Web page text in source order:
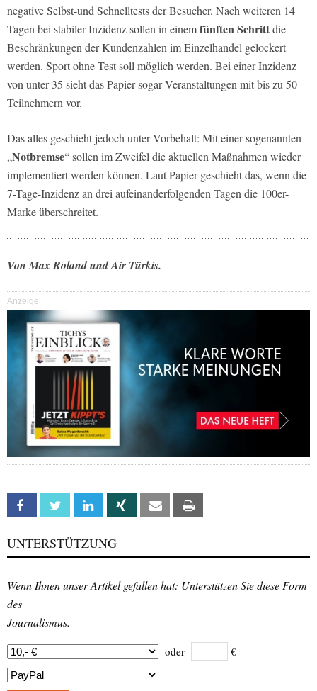
negative Selbst-und Schnelltests der Besucher. Nach weiteren 14
Tagen bei stabiler Inzidenz sollen in einemfünften Schrittdie
Beschränkungen der Kundenzahlen im Einzelhandel gelockert
werden. Sport ohne Test soll möglich werden. Bei einer Inzidenz
von unter 35 sieht das Papier sogar Veranstaltungen mit bis zu 50
Teilnehmern vor.
Das alles geschieht jedoch unter Vorbehalt: Mit einer sogenannten
„Notbremse“ sollen im Zweifel die aktuellen Maßnahmen wieder
implementiert werden können. Laut Papier geschieht das, wenn die
7-Tage-Inzidenz an drei aufeinanderfolgenden Tagen die 100er-
Marke überschreitet.
Von Max Roland und Air Türkis.
Anzeige
Facebook Twitter Linkedin Xing Email
UNTERSTÜTZUNG
Wenn Ihnen unser Artikel gefallen hat: Unterstützen Sie diese Form
des
Journalismus.
oder €